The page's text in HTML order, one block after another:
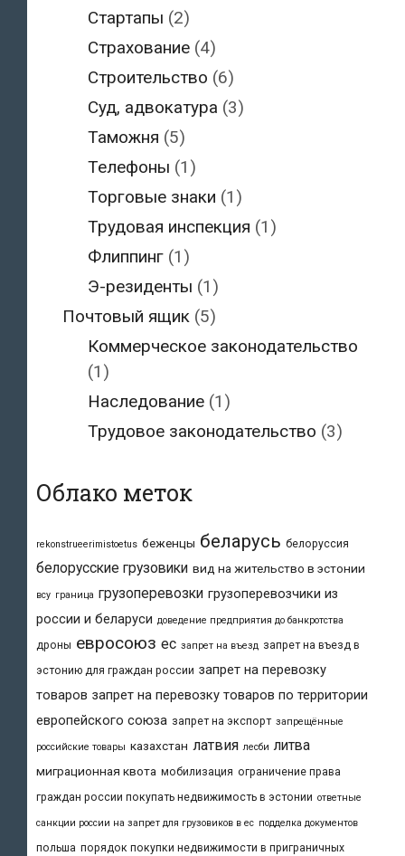
Стартапы (2)
Страхование (4)
Строительство (6)
Суд, адвокатура (3)
Таможня (5)
Телефоны (1)
Торговые знаки (1)
Трудовая инспекция (1)
Флиппинг (1)
Э-резиденты (1)
Почтовый ящик(5)
Коммерческое законодательство
(1)
Наследование (1)
Трудовое законодательство (3)
Облако меток
rekonstrueerimistoetus беженцы беларусь белоруссия
белорусские грузовики вид на жительство в эстонии
всу граница грузоперевозки грузоперевозчики из
россии и беларуси доведение предприятия до банкротства
дроны евросоюз ес запрет на въезд запрет на въезд в
эстонию для граждан россии запрет на перевозку
товаров запрет на перевозку товаров по территории
европейского союза запрет на экспорт запрещённые
российские товары казахстан латвия лесби литва
миграционная квота мобилизация ограничение права
граждан россии покупать недвижимость в эстонии ответные
санкции россии на запрет для грузовиков в ес подделка документов
польша порядок покупки недвижимости в приграничных